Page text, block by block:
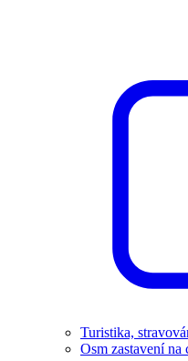
Turistika,
Osm zastavení na